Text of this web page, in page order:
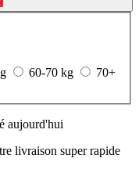
60-70 kg
70+
aujourd'hui
livraison super rapide